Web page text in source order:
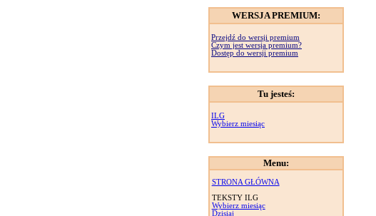
WERSJA PREMIUM:
Przejdź do wersji premium
Czym jest wersja premium?
Dostęp do wersji premium
Tu jesteś:
ILG
Wybierz miesiąc
Menu:
STRONA GŁÓWNA
TEKSTY ILG
Wybierz miesiąc
Dzisiaj